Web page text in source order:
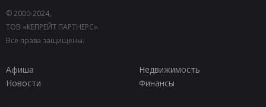
© 2000-2024,
ТОВ «КЕПРЕЙТ ПАРТНЕРС».
Все права защищены.
Афиша
Недвижимость
Новости
Финансы